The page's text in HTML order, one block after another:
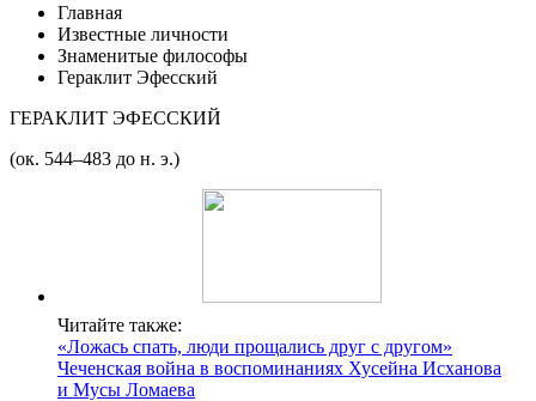
Главная
Известные личности
Знаменитые философы
Гераклит Эфесский
ГЕРАКЛИТ ЭФЕССКИЙ
(ок. 544–483 до н. э.)
Читайте также:
«Ложась спать, люди прощались друг с другом»
Чеченская война в воспоминаниях Хусейна Исханова
и Мусы Ломаева